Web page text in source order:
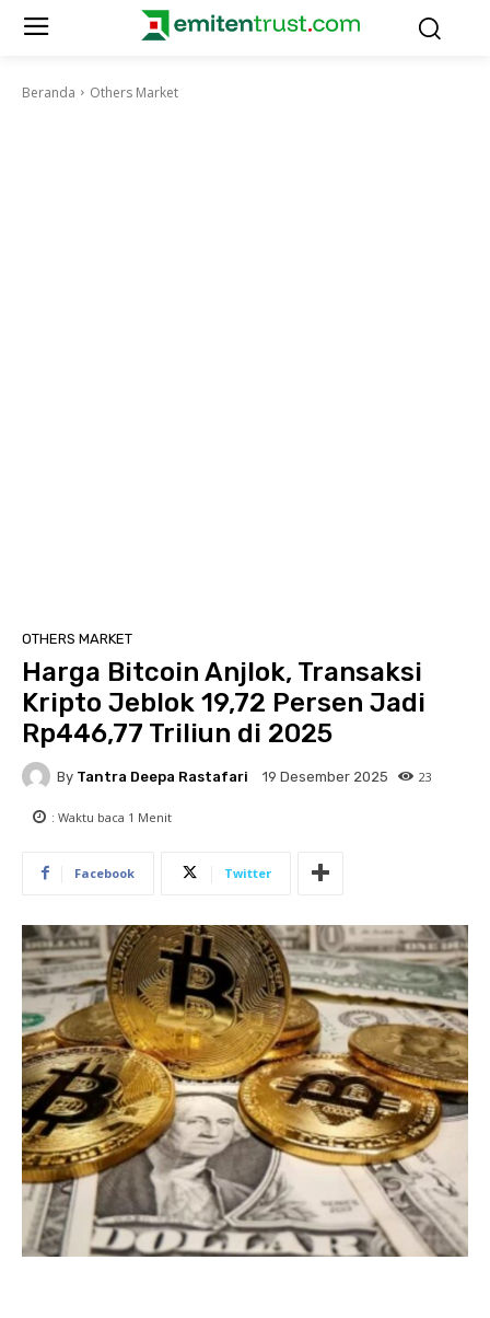
Beranda Others Market
OTHERS MARKET
Harga Bitcoin Anjlok, Transaksi
Kripto Jeblok 19,72 Persen Jadi
Rp446,77 Triliun di 2025
By Tantra Deepa Rastafari 19 Desember 2025 23
: Waktu baca 1 Menit
Facebook Twitter